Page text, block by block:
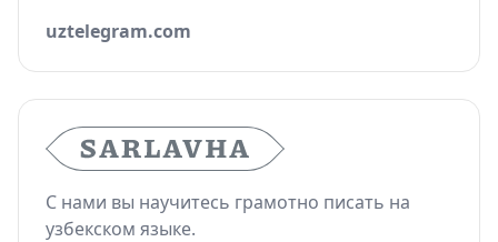
uztelegram.com
С нами вы научитесь грамотно писать на
узбекском языке.